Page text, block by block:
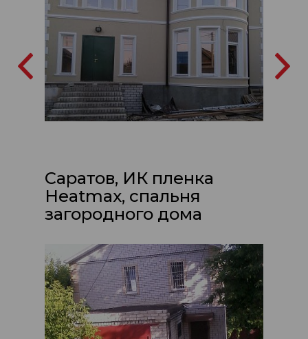
Саратов, ИК пленка
Heatmax, спальня
загородного дома